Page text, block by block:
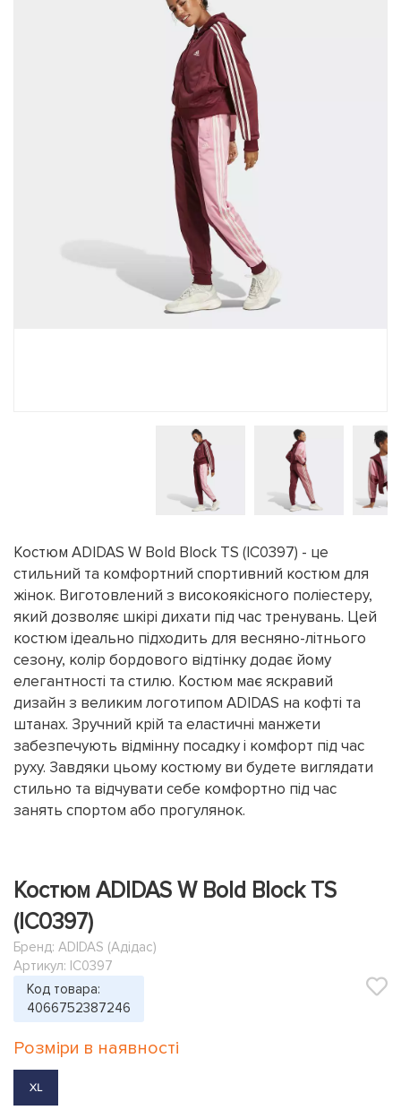
Костюм ADIDAS W Bold Block TS (IC0397) - це
стильний та комфортний спортивний костюм для
жінок. Виготовлений з високоякісного поліестеру,
який дозволяє шкірі дихати під час тренувань. Цей
костюм ідеально підходить для весняно-літнього
сезону, колір бордового відтінку додає йому
елегантності та стилю. Костюм має яскравий
дизайн з великим логотипом ADIDAS на кофті та
штанах. Зручний крій та еластичні манжети
забезпечують відмінну посадку і комфорт під час
руху. Завдяки цьому костюму ви будете виглядати
стильно та відчувати себе комфортно під час
занять спортом або прогулянок.
Костюм ADIDAS W Bold Block TS
(IC0397)
Бренд: ADIDAS (Адідас)
Артикул: IC0397
Код товара:
4066752387246
Розміри в наявності
XL